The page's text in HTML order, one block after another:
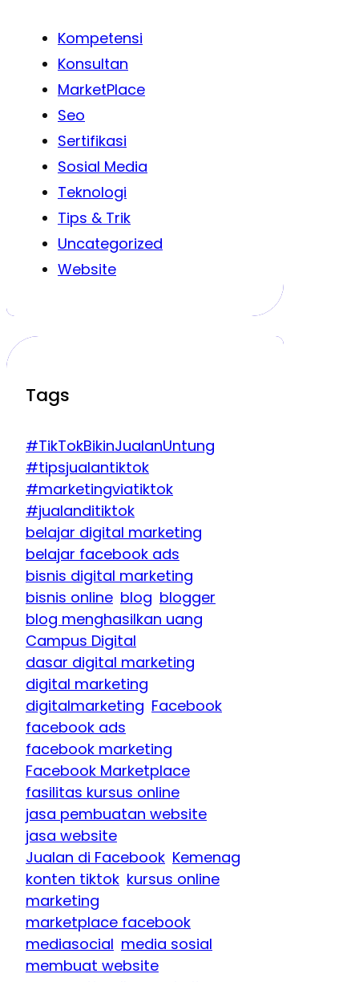
Kompetensi
Konsultan
MarketPlace
Seo
Sertifikasi
Sosial Media
Teknologi
Tips & Trik
Uncategorized
Website
Tags
#TikTokBikinJualanUntung
#tipsjualantiktok
#marketingviatiktok
#jualanditiktok
belajar digital marketing
belajar facebook ads
bisnis digital marketing
bisnis online blog blogger
blog menghasilkan uang
Campus Digital
dasar digital marketing
digital marketing
digitalmarketing Facebook
facebook ads
facebook marketing
Facebook Marketplace
fasilitas kursus online
jasa pembuatan website
jasa website
Jualan di Facebook Kemenag
konten tiktok kursus online
marketing
marketplace facebook
mediasocial media sosial
membuat website